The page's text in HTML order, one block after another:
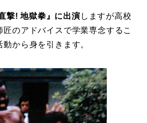
撃! 地獄拳』に出演 しますが高校
匠のアドバイスで学業専念するこ
から身を引きます。